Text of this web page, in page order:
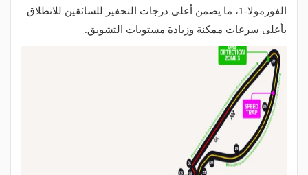
الفورمولا-1، ما يضمن أعلى درجات التحفيز للسائقين للانطلاق
بأعلى سرعات ممكنة وزيادة مستويات التشويق.